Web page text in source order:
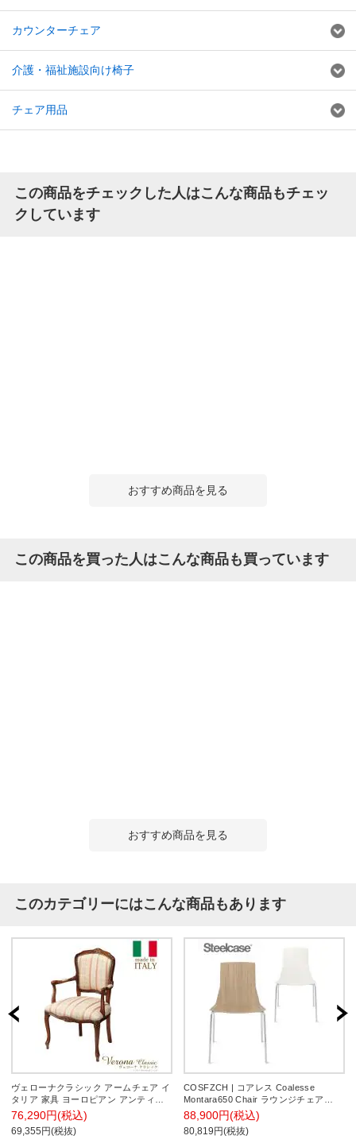
カウンターチェア
介護・福祉施設向け椅子
チェア用品
この商品をチェックした人はこんな商品もチェッ
クしています
おすすめ商品を見る
この商品を買った人はこんな商品も買っています
おすすめ商品を見る
このカテゴリーにはこんな商品もあります
ヴェローナクラシック アームチェア イ
タリア 家具 ヨーロピアン アンティー
ク風/MB-42200033
76,290円(税込)
69,355円(税抜)
COSFZCH | コアレス Coalesse
Montara650 Chair ラウンジチェア
Steelcase(スチールケース)
88,900円(税込)
80,819円(税抜)